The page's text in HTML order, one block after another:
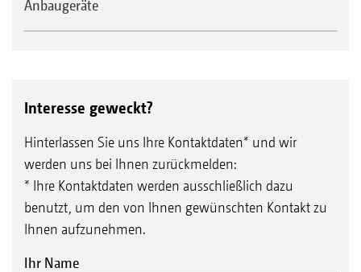
Anbaugeräte
Interesse geweckt?
Hinterlassen Sie uns Ihre Kontaktdaten* und wir
werden uns bei Ihnen zurückmelden:
* Ihre Kontaktdaten werden ausschließlich dazu
benutzt, um den von Ihnen gewünschten Kontakt zu
Ihnen aufzunehmen.
Ihr Name